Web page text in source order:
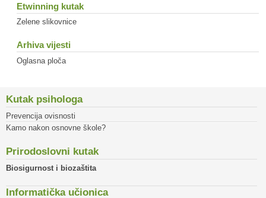
Etwinning kutak
Zelene slikovnice
Arhiva vijesti
Oglasna ploča
Kutak psihologa
Prevencija ovisnosti
Kamo nakon osnovne škole?
Prirodoslovni kutak
Biosigurnost i biozaštita
Informatička učionica